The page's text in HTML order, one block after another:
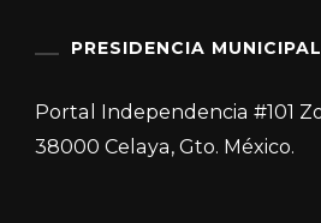
PRESIDENCIA MUNICIPAL
Portal Independencia #101
38000 Celaya, Gto. México.